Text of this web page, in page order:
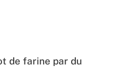
de farine par du